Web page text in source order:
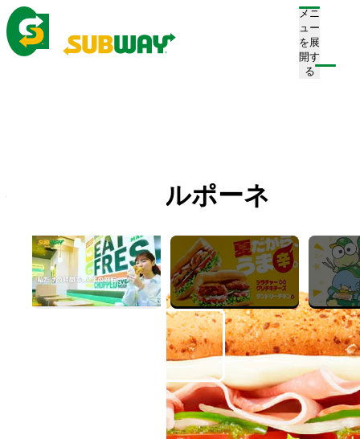
メニ
ュー
を展
開す
る
生ハムマスカルポーネ
Smoked Ham Mascarpone